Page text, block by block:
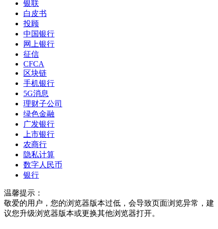
银联
白皮书
投顾
中国银行
网上银行
征信
CFCA
区块链
手机银行
5G消息
理财子公司
绿色金融
广发银行
上市银行
农商行
隐私计算
数字人民币
银行
温馨提示：
敬爱的用户，您的浏览器版本过低，会导致页面浏览异常，建
议您升级浏览器版本或更换其他浏览器打开。